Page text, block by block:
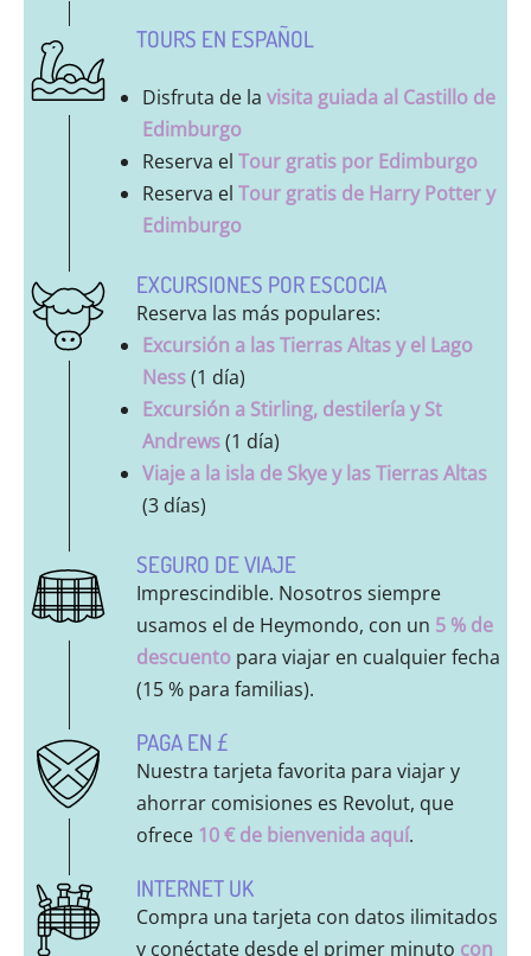
TOURS EN ESPAÑOL
Disfruta de la visita guiada al Castillo de
Edimburgo
Reserva el Tour gratis por Edimburgo
Reserva el Tour gratis de Harry Potter y
Edimburgo
EXCURSIONES POR ESCOCIA
Reserva las más populares:
Excursión a las Tierras Altas y el Lago
Ness(1 día)
Excursión a Stirling, destilería y St
Andrews(1 día)
Viaje a la isla de Skye y las Tierras Altas
(3 días)
SEGURO DE VIAJE
Imprescindible. Nosotros siempre
usamos el de Heymondo, con un 5 % de
descuento para viajar en cualquier fecha
(15 % para familias).
PAGA EN £
Nuestra tarjeta favorita para viajar y
ahorrar comisiones es Revolut, que
ofrece 10 € de bienvenida aquí.
INTERNET UK
Compra una tarjeta con datos ilimitados
y conéctate desde el primer minuto con